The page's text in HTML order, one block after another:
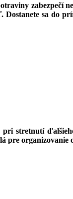
zabezpečí
sa do
stretnutí
pre